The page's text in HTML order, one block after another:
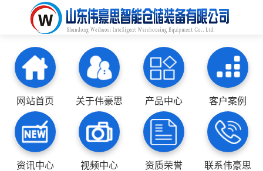
网站首页 关于伟豪思 产品中心 客户案例
资讯中心 视频中心 资质荣誉 联系伟豪思